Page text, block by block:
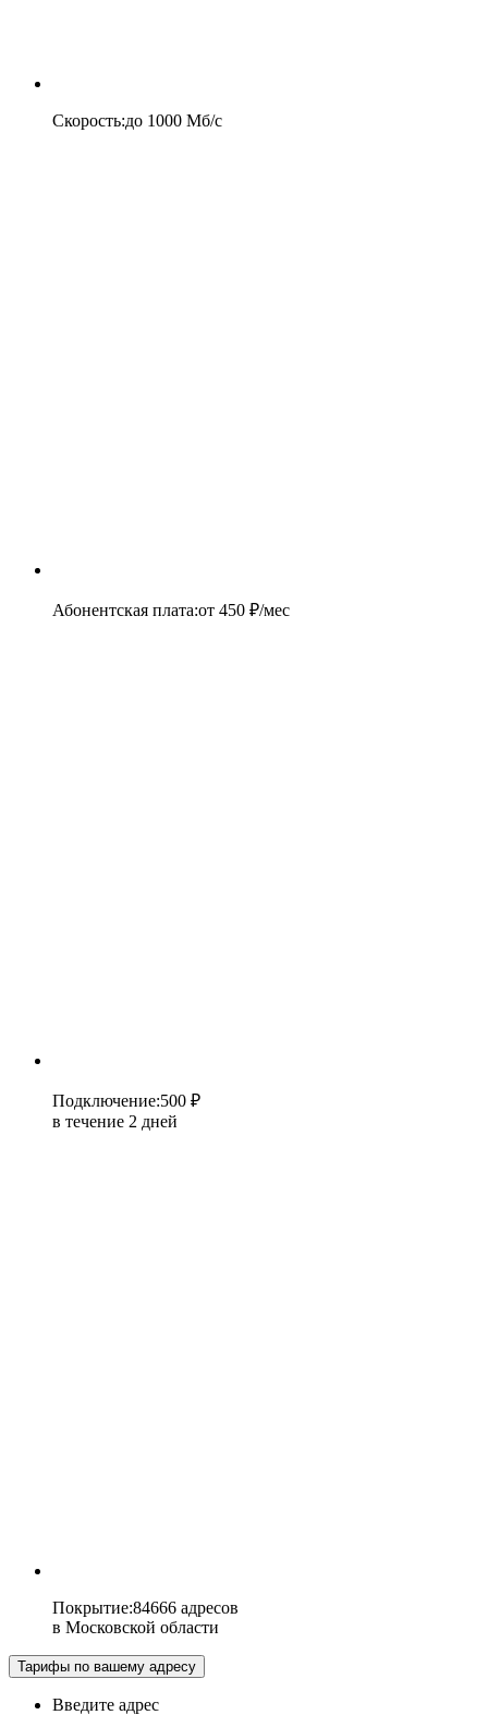
Скорость:до 1000 Мб/c
Абонентская плата:от 450 ₽/мес
Подключение:500 ₽
в течение 2 дней
Покрытие:84666 адресов
в Московской области
Тарифы по вашему адресу
Введите адрес